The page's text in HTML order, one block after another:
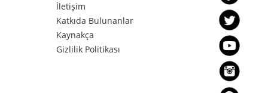
İletişim
Katkıda Bulunanlar
Kaynakça
Gizlilik Politikası